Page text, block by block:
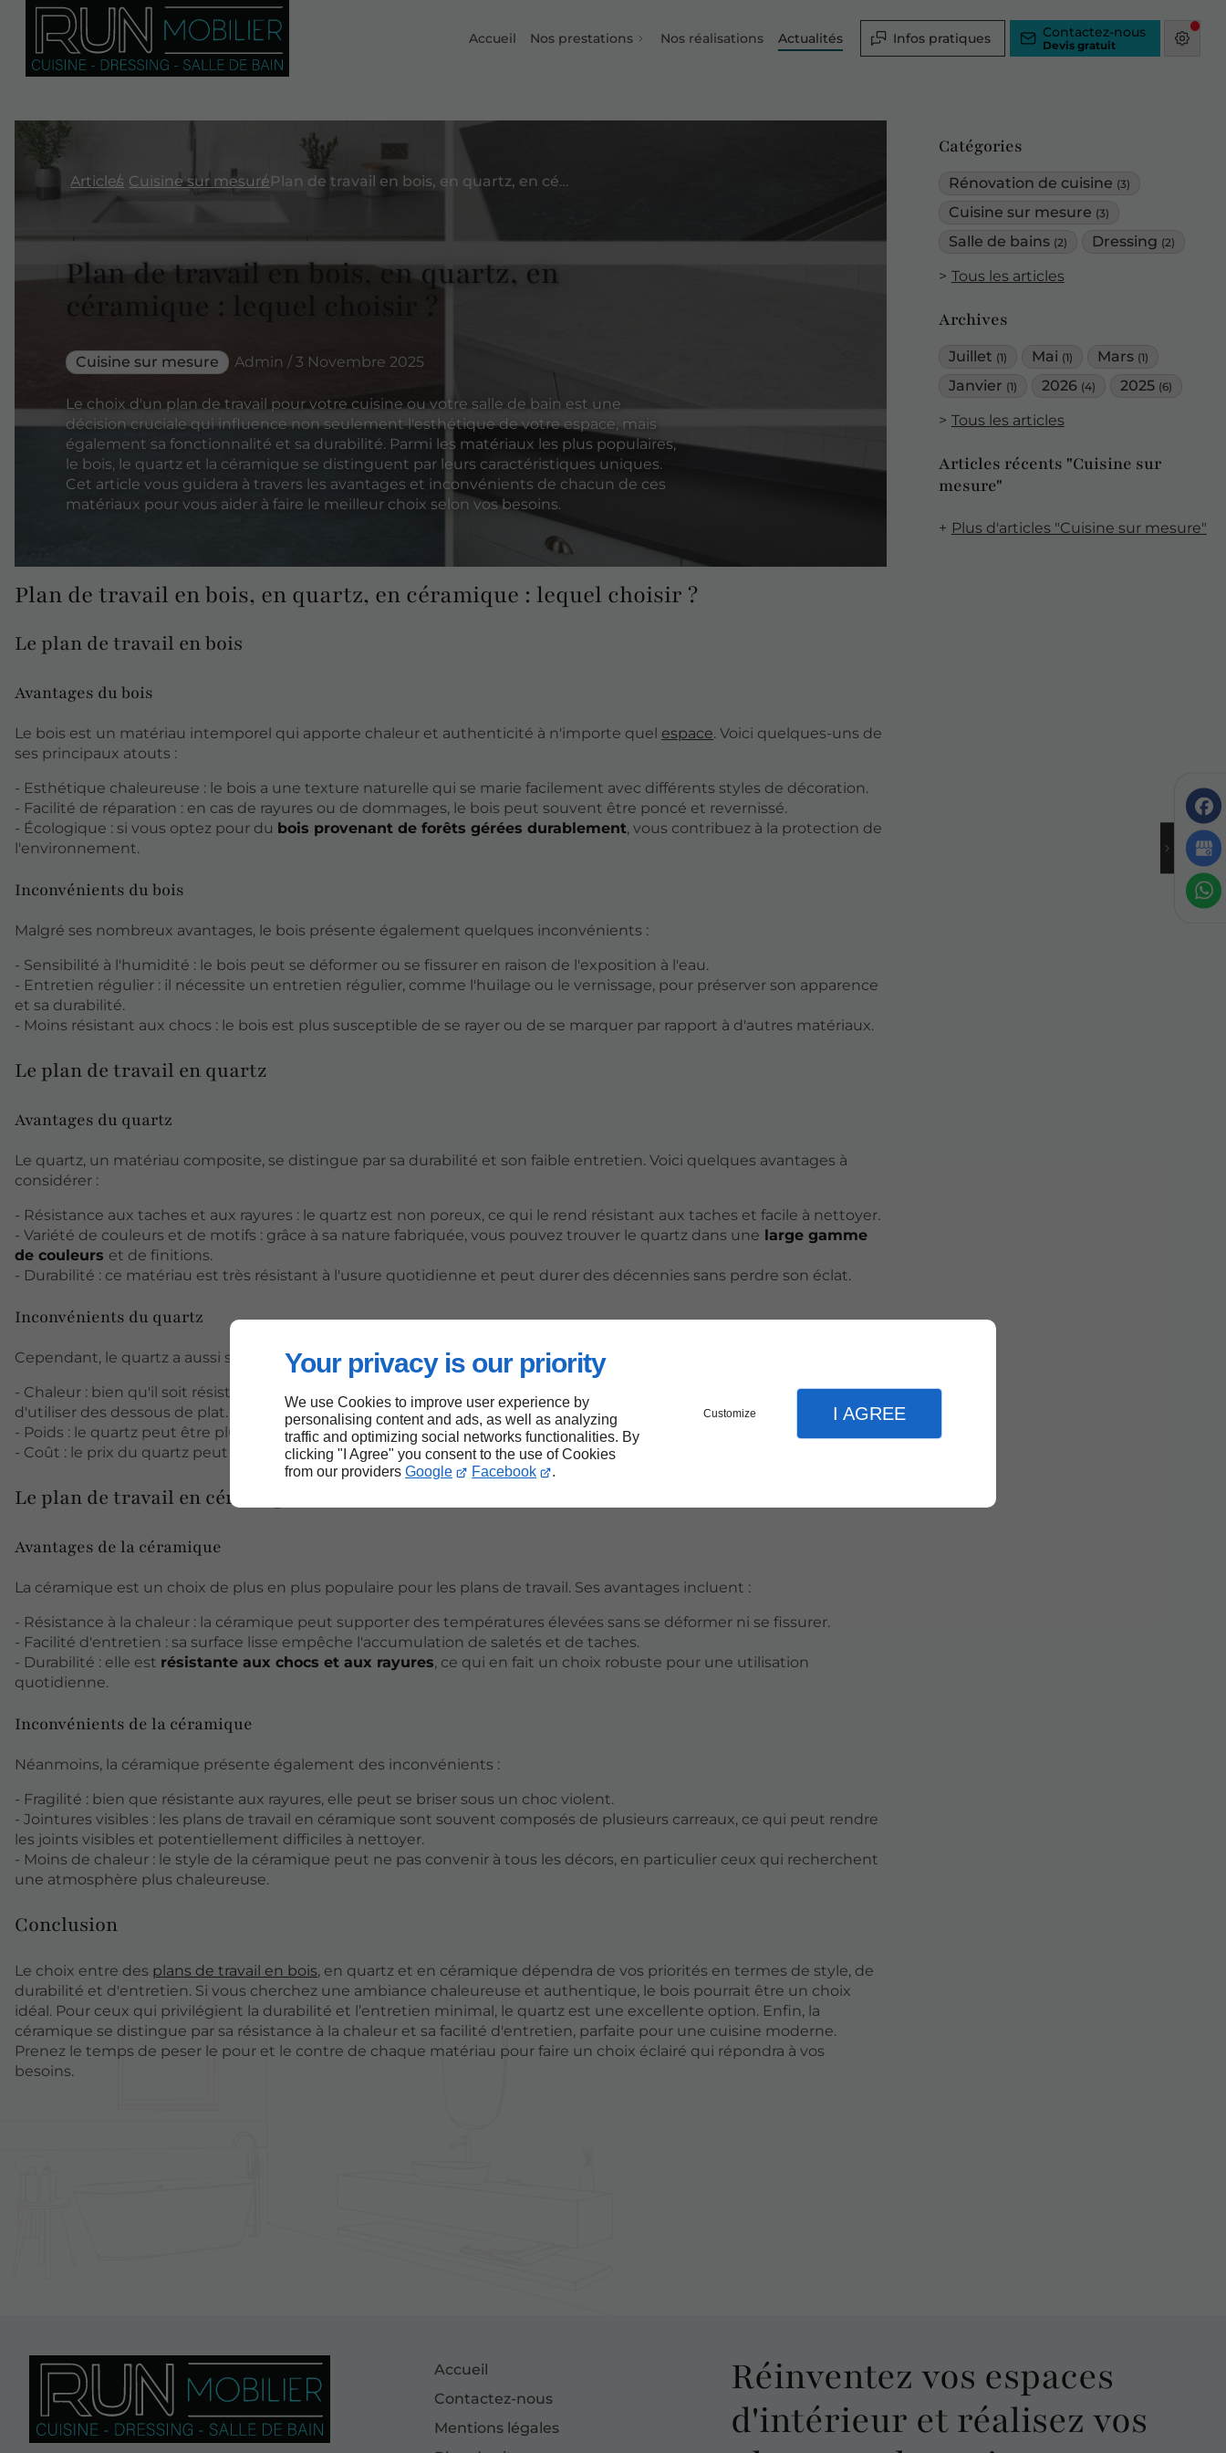
Your privacy is our priority
We use Cookies to improve user experience by
personalising content and ads, as well as analyzing
traffic and optimizing social networks functionalities. By
clicking "I Agree" you consent to the use of Cookies
from our providers Google Facebook .
Customize I AGREE
Accueil Nos prestations Nos réalisations Actualités Infos pratiques Contactez-nous
Catégories
Rénovation de cuisine (3)
Cuisine sur mesure (3)
Salle de bains (2) Dressing (2)
Tous les articles
Archives
Juillet (1) Mai (1) Mars (1)
Janvier (1) 2026 (4) 2025 (6)
Tous les articles
Articles récents "Cuisine sur
mesure"
Plus d'articles "Cuisine sur mesure"
Articles Cuisine sur mesure Plan de travail en bois, en quartz, en céramique : lequel choisir ?
Plan de travail en bois, en quartz, en
céramique : lequel choisir ?
Cuisine sur mesure Admin / 3 Novembre 2025
Le choix d'un plan de travail pour votre cuisine ou votre salle de bain est une
décision cruciale qui influence non seulement l'esthétique de votre espace, mais
également sa fonctionnalité et sa durabilité. Parmi les matériaux les plus populaires,
le bois, le quartz et la céramique se distinguent par leurs caractéristiques uniques.
Cet article vous guidera à travers les avantages et inconvénients de chacun de ces
matériaux pour vous aider à faire le meilleur choix selon vos besoins.
Plan de travail en bois, en quartz, en céramique : lequel choisir ?
Le plan de travail en bois
Avantages du bois
Le bois est un matériau intemporel qui apporte chaleur et authenticité à n'importe quel espace. Voici quelques-uns de
ses principaux atouts :
- Esthétique chaleureuse : le bois a une texture naturelle qui se marie facilement avec différents styles de décoration.
- Facilité de réparation : en cas de rayures ou de dommages, le bois peut souvent être poncé et revernissé.
- Écologique : si vous optez pour du bois provenant de forêts gérées durablement, vous contribuez à la protection de
l'environnement.
Inconvénients du bois
Malgré ses nombreux avantages, le bois présente également quelques inconvénients :
- Sensibilité à l'humidité : le bois peut se déformer ou se fissurer en raison de l'exposition à l'eau.
- Entretien régulier : il nécessite un entretien régulier, comme l'huilage ou le vernissage, pour préserver son apparence
et sa durabilité.
- Moins résistant aux chocs : le bois est plus susceptible de se rayer ou de se marquer par rapport à d'autres matériaux.
Le plan de travail en quartz
Avantages du quartz
Le quartz, un matériau composite, se distingue par sa durabilité et son faible entretien. Voici quelques avantages à
considérer :
- Résistance aux taches et aux rayures : le quartz est non poreux, ce qui le rend résistant aux taches et facile à nettoyer.
- Variété de couleurs et de motifs : grâce à sa nature fabriquée, vous pouvez trouver le quartz dans une large gamme
de couleurs et de finitions.
- Durabilité : ce matériau est très résistant à l'usure quotidienne et peut durer des décennies sans perdre son éclat.
Inconvénients du quartz
Cependant, le quartz a aussi ses limites :
- Chaleur : bien qu'il soit résistant, le quartz peut être endommagé par une chaleur excessive, il est donc recommandé
d'utiliser des dessous de plat.
- Poids : le quartz peut être plus lourd que d'autres matériaux, ce quinécessite un support solide
lors de l'installation.
- Coût : le prix du quartz peut être plus élevé que celui des autres options, notamment le bois.
Le plan de travail en céramique
Avantages de la céramique
La céramique est un choix de plus en plus populaire pour les plans de travail. Ses avantages incluent :
- Résistance à la chaleur : la céramique peut supporter des températures élevées sans se déformer ni se fissurer.
- Facilité d'entretien : sa surface lisse empêche l'accumulation de saletés et de taches.
- Durabilité : elle est résistante aux chocs et aux rayures, ce qui en fait un choix robuste pour une utilisation
quotidienne.
Inconvénients de la céramique
Néanmoins, la céramique présente également des inconvénients :
- Fragilité : bien que résistante aux rayures, elle peut se briser sous un choc violent.
- Jointures visibles : les plans de travail en céramique sont souvent composés de plusieurs carreaux, ce qui peut rendre
les joints visibles et potentiellement difficiles à nettoyer.
- Moins de chaleur : le style de la céramique peut ne pas convenir à tous les décors, en particulier ceux qui recherchent
une atmosphère plus chaleureuse.
Conclusion
Le choix entre des plans de travail en bois, en quartz et en céramique dépendra de vos priorités en termes de style, de
durabilité et d'entretien. Si vous cherchez une ambiance chaleureuse et authentique, le bois pourrait être un choix
idéal. Pour ceux qui privilégient la durabilité et l’entretien minimal, le quartz est une excellente option. Enfin, la
céramique se distingue par sa résistance à la chaleur et sa facilité d'entretien, parfaite pour une cuisine moderne.
Prenez le temps de peser le pour et le contre de chaque matériau pour faire un choix éclairé qui répondra à vos
besoins.
Accueil
Contactez-nous
Mentions légales
Réinventez vos espaces
d'intérieur et réalisez vos